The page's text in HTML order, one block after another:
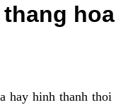
thang
hay hinh thanh thoi